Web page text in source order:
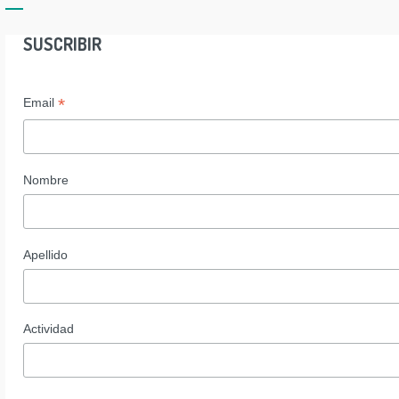
SUSCRIBIR
Email *
Nombre
Apellido
Actividad